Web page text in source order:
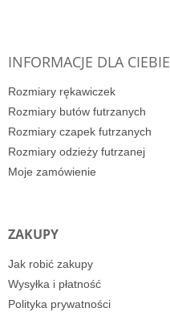
INFORMACJE DLA CIEBIE
Rozmiary rękawiczek
Rozmiary butów futrzanych
Rozmiary czapek futrzanych
Rozmiary odzieży futrzanej
Moje zamówienie
ZAKUPY
Jak robić zakupy
Wysyłka i płatność
Polityka prywatności